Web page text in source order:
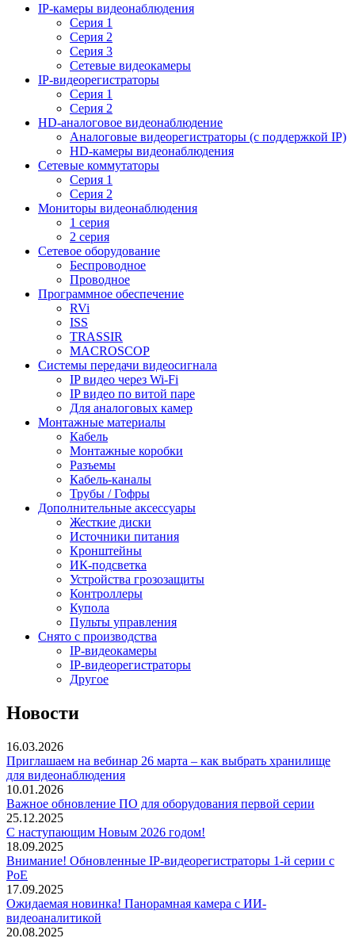
IP-камеры видеонаблюдения
Серия 1
Серия 2
Серия 3
Сетевые видеокамеры
IP-видеорегистраторы
Серия 1
Серия 2
HD-аналоговое видеонаблюдение
Aналоговые видеорегистраторы (с поддержкой IP)
HD-камеры видеонаблюдения
Сетевые коммутаторы
Серия 1
Серия 2
Мониторы видеонаблюдения
1 серия
2 серия
Сетевое оборудование
Беспроводное
Проводное
Программное обеспечение
RVi
ISS
TRASSIR
MACROSCOP
Системы передачи видеосигнала
IP видео через Wi-Fi
IP видео по витой паре
Для аналоговых камер
Монтажные материалы
Кабель
Монтажные коробки
Разъемы
Кабель-каналы
Трубы / Гофры
Дополнительные аксессуары
Жесткие диски
Источники питания
Кронштейны
ИК-подсветка
Устройства грозозащиты
Контроллеры
Купола
Пульты управления
Снято с производства
IP-видеокамеры
IP-видеорегистраторы
Другое
Новости
16.03.2026
Приглашаем на вебинар 26 марта – как выбрать хранилище
для видеонаблюдения
10.01.2026
Важное обновление ПО для оборудования первой серии
25.12.2025
С наступающим Новым 2026 годом!
18.09.2025
Внимание! Обновленные IP-видеорегистраторы 1-й серии с
PoE
17.09.2025
Ожидаемая новинка! Панорамная камера с ИИ-
видеоаналитикой
20.08.2025